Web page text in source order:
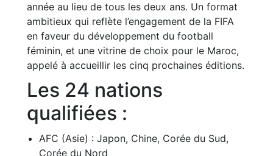
année au lieu de tous les deux ans. Un format
ambitieux qui reflète l’engagement de la FIFA
en faveur du développement du football
féminin, et une vitrine de choix pour le Maroc,
appelé à accueillir les cinq prochaines éditions.
Les 24 nations
qualifiées :
AFC (Asie) : Japon, Chine, Corée du Sud,
Corée du Nord